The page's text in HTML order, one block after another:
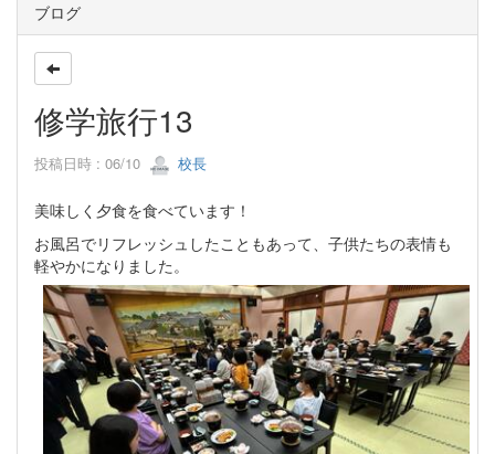
ブログ
修学旅行13
投稿日時 : 06/10 校長
美味しく夕食を食べています！
お風呂でリフレッシュしたこともあって、子供たちの表情も
軽やかになりました。